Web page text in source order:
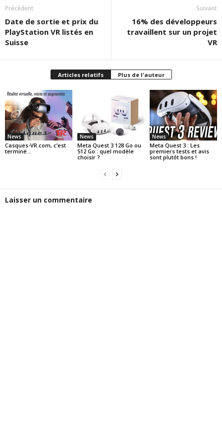
Précédent
Date de sortie et prix du
PlayStation VR listés en
Suisse
Suivant
16% des développeurs
travaillent sur un projet
VR
Articles relatifs Plus de l'auteur
News
Casques-VR.com, c’est
terminé…
News
Meta Quest 3 128 Go ou
512 Go : quel modèle
choisir ?
News
Meta Quest 3 : Les
premiers tests et avis
sont plutôt bons !
Laisser un commentaire